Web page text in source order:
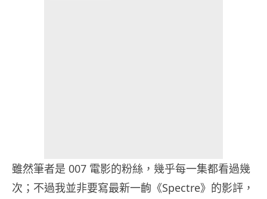
雖然筆者是 007 電影的粉絲，幾乎每一集都看過幾
次；不過我並非要寫最新一齣《Spectre》的影評，